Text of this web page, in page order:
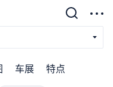
车展 特点